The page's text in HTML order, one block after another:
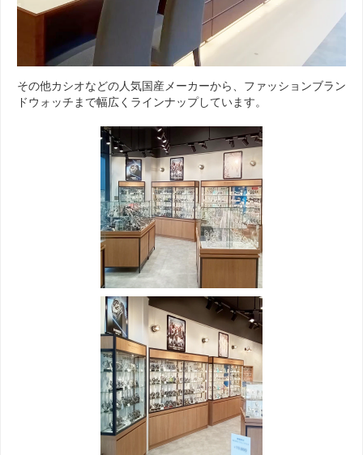
その他カシオなどの人気国産メーカーから、ファッションブラン
ドウォッチまで幅広くラインナップしています。